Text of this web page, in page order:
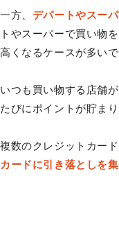
一方、 デパートやスー
トやスーパーで買い物
高くなるケースが多いで
いつも買い物する店舗
たびにポイントが貯ま
複数のクレジットカー
カードに引き落としを